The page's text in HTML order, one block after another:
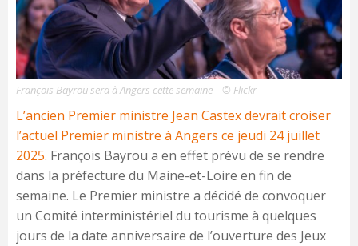
François Bayrou sera à Angers cette semaine – © Flickr
L’ancien Premier ministre Jean Castex devrait croiser
l’actuel Premier ministre à Angers ce jeudi 24 juillet
2025. François Bayrou a en effet prévu de se rendre
dans la préfecture du Maine-et-Loire en fin de
semaine. Le Premier ministre a décidé de convoquer
un Comité interministériel du tourisme à quelques
jours de la date anniversaire de l’ouverture des Jeux